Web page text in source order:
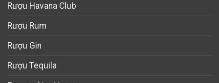
Rượu Havana Club
Rượu Rum
Rượu Gin
Rượu Tequila